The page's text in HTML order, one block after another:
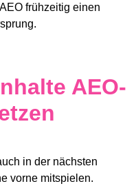
frühzeitig einen
AEO-
in der nächsten
vorne mitspielen.